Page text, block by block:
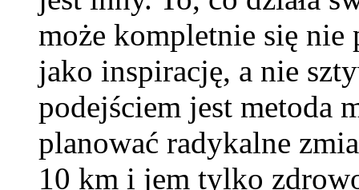
może kompletnie się nie
jako inspirację, a nie
podejściem jest metoda
planować radykalne
10 km i jem tylko